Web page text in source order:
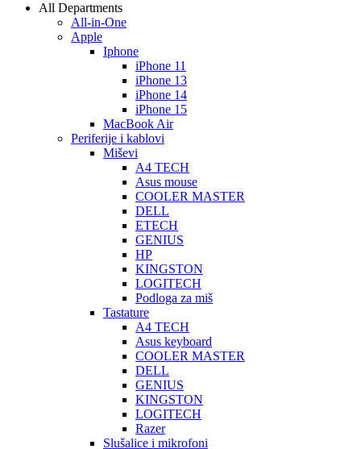
All Departments
All-in-One
Apple
Iphone
iPhone 11
iPhone 13
iPhone 14
iPhone 15
MacBook Air
Periferije i kablovi
Miševi
A4 TECH
Asus mouse
COOLER MASTER
DELL
ETECH
GENIUS
HP
KINGSTON
LOGITECH
Podloga za miš
Tastature
A4 TECH
Asus keyboard
COOLER MASTER
DELL
GENIUS
KINGSTON
LOGITECH
Razer
Slušalice i mikrofoni